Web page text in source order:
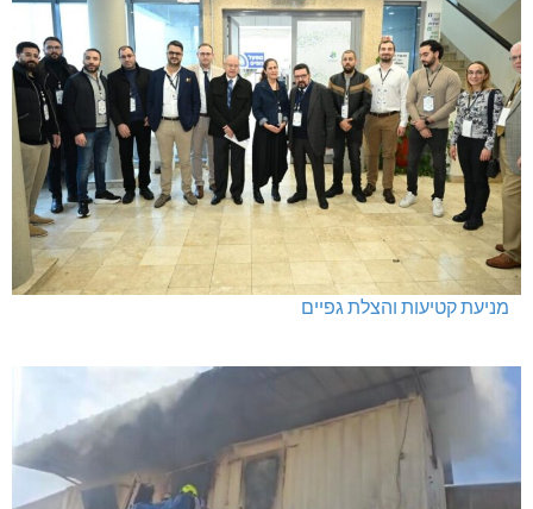
מעלות: פוענחו השלכות רימוני רסס